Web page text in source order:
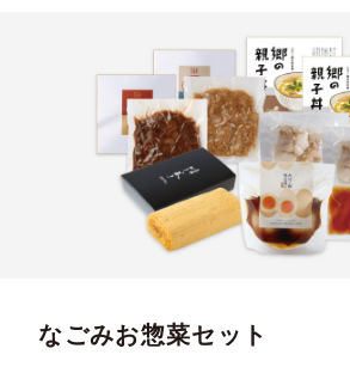
なごみお惣菜セット